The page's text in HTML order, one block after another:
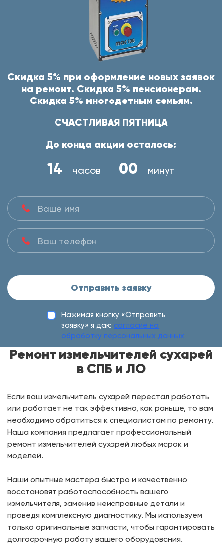
Скидка 5% при оформление новых заявок
на ремонт. Скидка 5% пенсионерам.
Скидка 5% многодетным семьям.
СЧАСТЛИВАЯ ПЯТНИЦА
До конца акции осталось:
14 часов 00 минут
Отправить заявку
Нажимая кнопку «Отправить
заявку» я даю согласие на
обработку персональных данных
Ремонт измельчителей сухарей
в СПБ и ЛО
Если ваш измельчитель сухарей перестал работать
или работает не так эффективно, как раньше, то вам
необходимо обратиться к специалистам по ремонту.
Наша компания предлагает профессиональный
ремонт измельчителей сухарей любых марок и
моделей.
Наши опытные мастера быстро и качественно
восстановят работоспособность вашего
измельчителя, заменив неисправные детали и
проведя комплексную диагностику. Мы используем
только оригинальные запчасти, чтобы гарантировать
долгосрочную работу вашего оборудования.